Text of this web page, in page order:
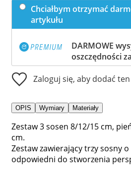
Chciałbym otrzymać
artykułu
DARMOWE
oszczędności
Zaloguj się, aby dodać
OPIS Wymiary Materiały
Zestaw 3 sosen 8/12/15 cm,
cm.
Zestaw zawierający trzy sosny
odpowiedni do stworzenia